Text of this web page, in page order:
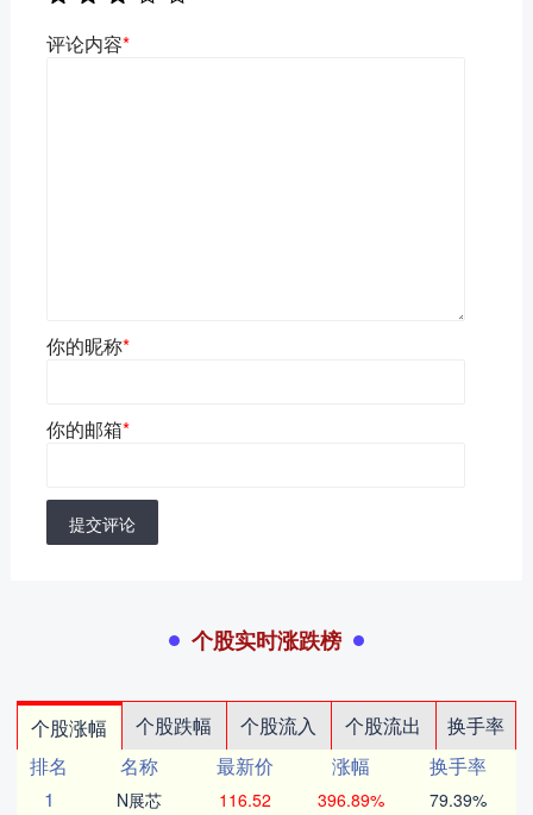
评论内容*
你的昵称*
你的邮箱*
提交评论
个股实时涨跌榜
个股涨幅 个股跌幅 个股流入 个股流出
换手率
排名
名称 最新价 涨幅
换手率
1
N展芯 116.52 396.89% 79.39%